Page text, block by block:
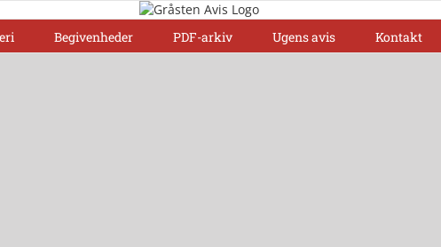
Begivenheder PDF-arkiv Ugens avis Kontakt